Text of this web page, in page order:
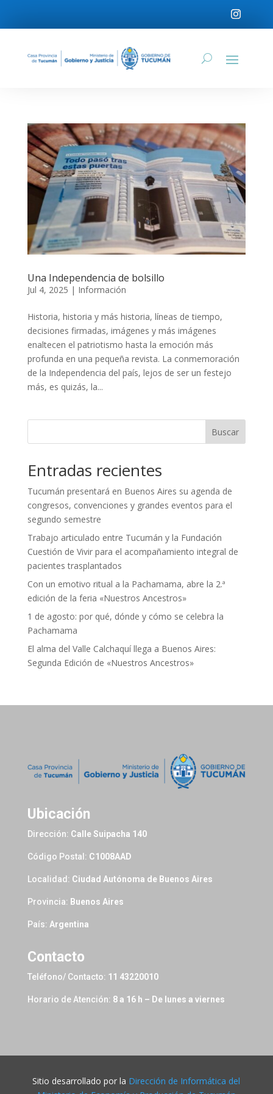
Una Independencia de bolsillo
Jul 4, 2025 | Información
Historia, historia y más historia, líneas de tiempo,
decisiones firmadas, imágenes y más imágenes
enaltecen el patriotismo hasta la emoción más
profunda en una pequeña revista. La conmemoración
de la Independencia del país, lejos de ser un festejo
más, es quizás, la...
Buscar
Entradas recientes
Tucumán presentará en Buenos Aires su agenda de
congresos, convenciones y grandes eventos para el
segundo semestre
Trabajo articulado entre Tucumán y la Fundación
Cuestión de Vivir para el acompañamiento integral de
pacientes trasplantados
Con un emotivo ritual a la Pachamama, abre la 2.ª
edición de la feria «Nuestros Ancestros»
1 de agosto: por qué, dónde y cómo se celebra la
Pachamama
El alma del Valle Calchaquí llega a Buenos Aires:
Segunda Edición de «Nuestros Ancestros»
Ubicación
Dirección: Calle Suipacha 140
Código Postal: C1008AAD
Localidad: Ciudad Autónoma de Buenos Aires
Provincia: Buenos Aires
País: Argentina
Contacto
Teléfono/ Contacto: 11 43220010
Horario de Atención: 8 a 16 h – De lunes a viernes
Sitio desarrollado por la Dirección de Informática del